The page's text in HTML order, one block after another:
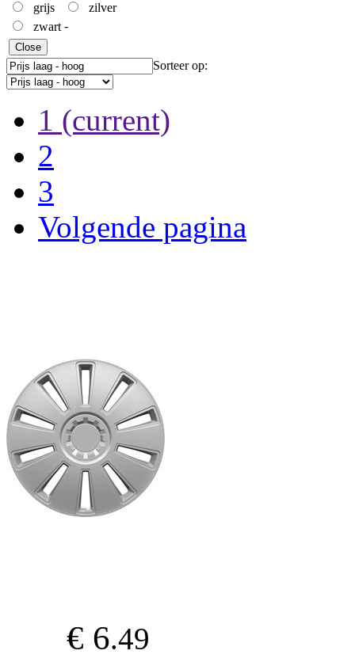
grijs
zilver
zwart -
Close
Sorteer op:
1 (current)
2
3
Volgende pagina
€ 6.49